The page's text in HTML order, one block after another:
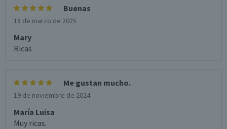
Buenas
18 de marzo de 2025
Mary
Ricas
Me gustan mucho.
19 de noviembre de 2024
María Luisa
Muy ricas.